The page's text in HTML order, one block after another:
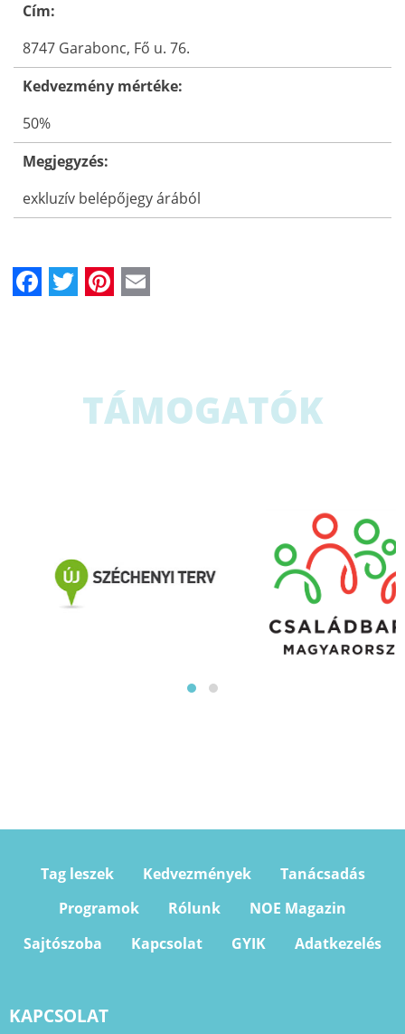
Cím:
8747 Garabonc, Fő u. 76.
Kedvezmény mértéke:
50%
Megjegyzés:
exkluzív belépőjegy árából
Facebook
TwitterPinterest
TÁMOGATÓK
Tag leszek Kedvezmények
Tanácsadás
Programok
Rólunk
NOE Magazin
Sajtószoba
Kapcsolat GYIK Adatkezelés
KAPCSOLAT